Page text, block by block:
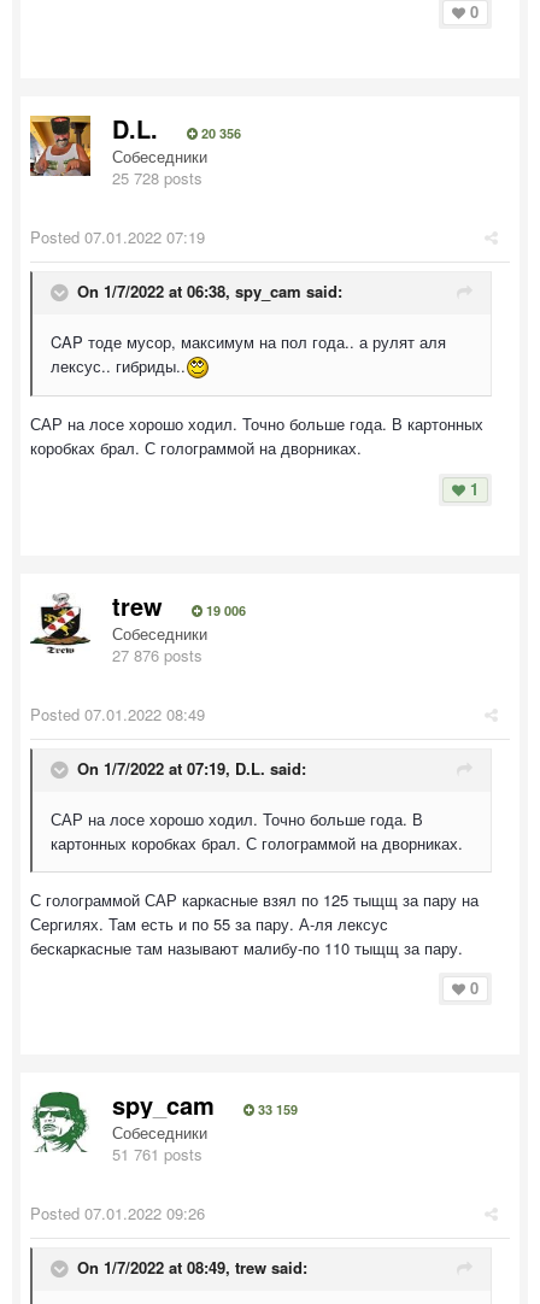
0
D.L. 20 356
Собеседники
25 728 posts
Posted 07.01.2022 07:19
On 1/7/2022 at 06:38, spy_cam said:
CAP тоде мусор, максимум на пол года.. а рулят аля
лексус.. гибриды..
САР на лосе хорошо ходил. Точно больше года. В картонных
коробках брал. С голограммой на дворниках.
1
trew 19 006
Собеседники
27 876 posts
Posted 07.01.2022 08:49
On 1/7/2022 at 07:19, D.L. said:
САР на лосе хорошо ходил. Точно больше года. В
картонных коробках брал. С голограммой на дворниках.
С голограммой САР каркасные взял по 125 тыщщ за пару на
Сергилях. Там есть и по 55 за пару. А-ля лексус
бескаркасные там называют малибу-по 110 тыщщ за пару.
0
spy_cam 33 159
Собеседники
51 761 posts
Posted 07.01.2022 09:26
On 1/7/2022 at 08:49, trew said: